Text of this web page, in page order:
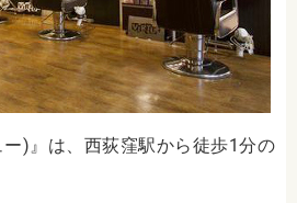
ー)』は、西荻窪駅から徒歩1分の